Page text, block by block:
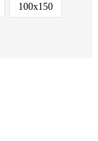
100х150